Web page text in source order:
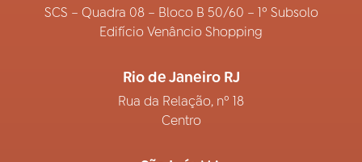
SCS – Quadra 08 – Bloco B 50/60 – 1º Subsolo
Edifício Venâncio Shopping
Rio de Janeiro RJ
Rua da Relação, nº 18
Centro